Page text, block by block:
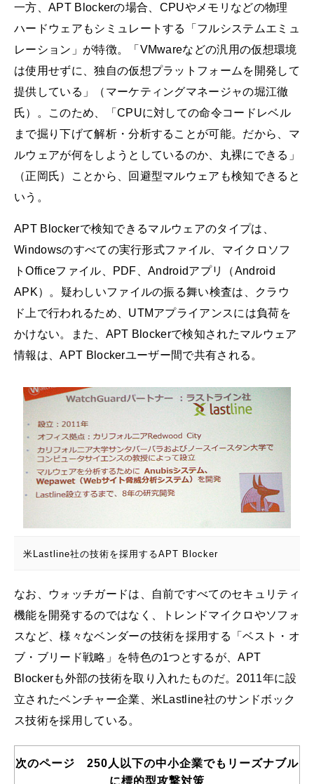
一方、APT Blockerの場合、CPUやメモリなどの物理
ハードウェアもシミュレートする「フルシステムエミュ
レーション」が特徴。「VMwareなどの汎用の仮想環境
は使用せずに、独自の仮想プラットフォームを開発して
提供している」（マーケティングマネージャの堀江徹
氏）。このため、「CPUに対しての命令コードレベル
まで掘り下げて解析・分析することが可能。だから、マ
ルウェアが何をしようとしているのか、丸裸にできる」
（正岡氏）ことから、回避型マルウェアも検知できると
いう。
APT Blockerで検知できるマルウェアのタイプは、
Windowsのすべての実行形式ファイル、マイクロソフ
トOfficeファイル、PDF、Androidアプリ（Android
APK）。疑わしいファイルの振る舞い検査は、クラウ
ド上で行われるため、UTMアプライアンスには負荷を
かけない。また、APT Blockerで検知されたマルウェア
情報は、APT Blockerユーザー間で共有される。
米Lastline社の技術を採用するAPT Blocker
なお、ウォッチガードは、自前ですべてのセキュリティ
機能を開発するのではなく、トレンドマイクロやソフォ
スなど、様々なベンダーの技術を採用する「ベスト・オ
ブ・ブリード戦略」を特色の1つとするが、APT
Blockerも外部の技術を取り入れたものだ。2011年に設
立されたベンチャー企業、米Lastline社のサンドボック
ス技術を採用している。
次のページ 250人以下の中小企業でもリーズナブル
に標的型攻撃対策